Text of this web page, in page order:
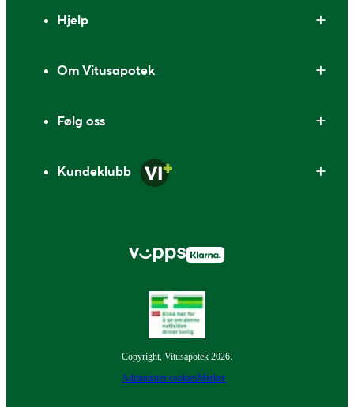
Hjelp
Om Vitusapotek
Følg oss
Kundeklubb
Copyright, Vitusapotek 2026.
Administrer cookiesMerker